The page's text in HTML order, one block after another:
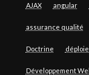
AJAX angular
assurance qualité
Doctrine
Développement